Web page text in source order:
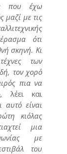
που έχω
μαζί με τις
ότι
σκηνή. Κι
των
τον χορό
πια να
λέει και
αυτό είναι
κιόλας
μια
με
του